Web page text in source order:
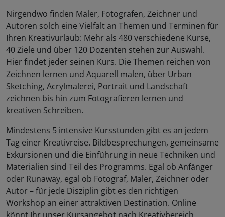
Nirgendwo finden Maler, Fotografen, Zeichner und
Autoren solch eine Vielfalt an Themen und Terminen für
Ihren Kreativurlaub: Mehr als 480 verschiedene Kurse,
40 Ziele und über 120 Dozenten stehen zur Auswahl.
Hier findet jeder seinen Kurs. Die Themen reichen von
Zeichnen lernen und Aquarell malen, über Urban
Sketching, Acrylmalerei, Portrait und Landschaft
zeichnen bis hin zum Fotografieren lernen und
kreativen Schreiben.
Mindestens 5 intensive Kursstunden gibt es an jedem
Tag einer Kreativreise. Bildbesprechungen, gemeinsame
Exkursionen und die Einführung in neue Techniken und
Materialien sind Teil des Programms. Egal ob Anfänger
oder Runaway, egal ob Fotograf, Maler, Zeichner oder
Autor – für jede Disziplin gibt es den richtigen
Workshop an einer attraktiven Destination. Online